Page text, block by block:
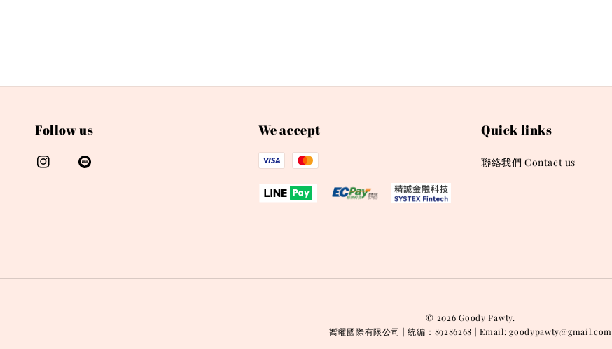
Follow us We accept Quick links
聯絡我們 Contact us
© 2026 Goody Pawty.
嚮曜國際有限公司 | 統編：89286268 | Email: goodypawty@gmail.com